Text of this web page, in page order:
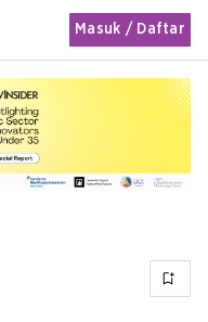
Masuk / Daftar